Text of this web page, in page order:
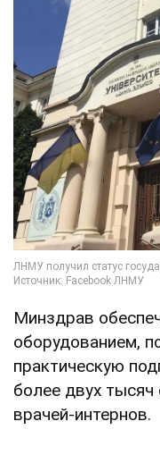
Минздрав
оборудованием,
практическую
более двух тысяч
врачей-интернов.